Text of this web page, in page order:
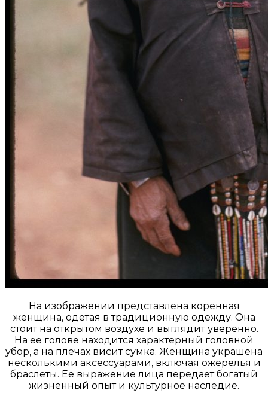
На изображении представлена коренная
женщина, одетая в традиционную одежду. Она
стоит на открытом воздухе и выглядит уверенно.
На ее голове находится характерный головной
убор, а на плечах висит сумка. Женщина украшена
несколькими аксессуарами, включая ожерелья и
браслеты. Ее выражение лица передает богатый
жизненный опыт и культурное наследие.